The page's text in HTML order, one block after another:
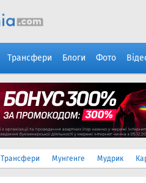
Трансфери Блоги Фото
Трансфери Мунгенге Мудрик